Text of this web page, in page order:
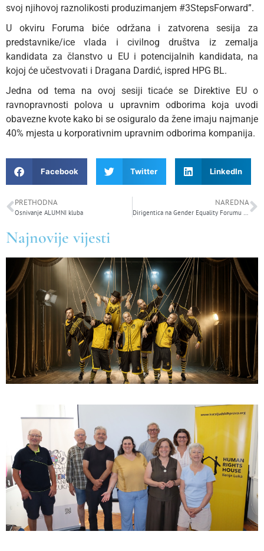
svoj njihovoj raznolikosti produzimanjem #3StepsForward”.
U okviru Foruma biće održana i zatvorena sesija za
predstavnike/ice vlada i civilnog društva iz zemalja
kandidata za članstvo u EU i potencijalnih kandidata, na
kojoj će učestvovati i Dragana Dardić, ispred HPG BL.
Jedna od tema na ovoj sesiji ticaće se Direktive EU o
ravnopravnosti polova u upravnim odborima koja uvodi
obavezne kvote kako bi se osiguralo da žene imaju najmanje
40% mjesta u korporativnim upravnim odborima kompanija.
Facebook Twitter LinkedIn
PRETHODNA
Osnivanje ALUMNI kluba
NAREDNA
Dirigentica na Gender Equality Forumu 2022
Najnovije vijesti